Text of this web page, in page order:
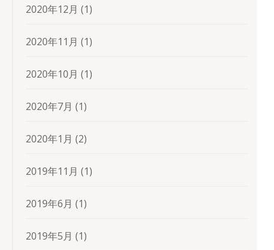
2020年12月 (1)
2020年11月 (1)
2020年10月 (1)
2020年7月 (1)
2020年1月 (2)
2019年11月 (1)
2019年6月 (1)
2019年5月 (1)